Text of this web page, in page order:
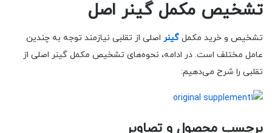
تشخیص مکمل گینر اصل
تشخیص و خرید مکمل گینر اصلی از تقلبی نیازمند توجه به چندین
عامل مختلف است. در ادامه، نحوه‌های تشخیص مکمل گینر اصلی از
تقلبی را شرح می‌دهیم:
برچسب محصول و تصاویر